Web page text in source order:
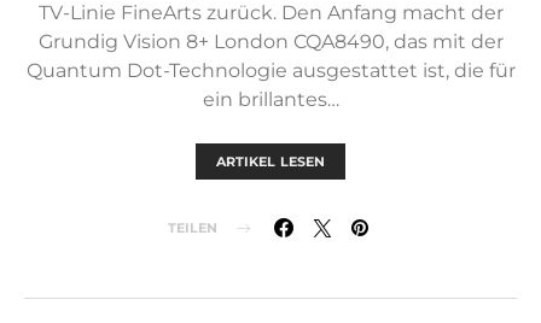
TV-Linie FineArts zurück. Den Anfang macht der
Grundig Vision 8+ London CQA8490, das mit der
Quantum Dot-Technologie ausgestattet ist, die für
ein brillantes…
ARTIKEL LESEN
TEILEN